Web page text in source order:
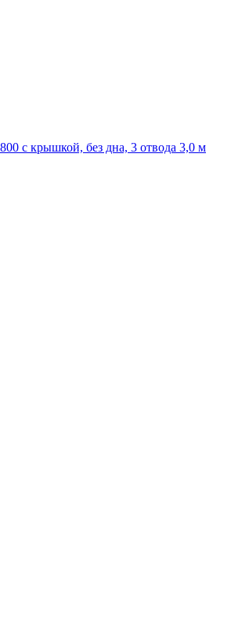
с крышкой, без дна, 3 отвода 3,0 м